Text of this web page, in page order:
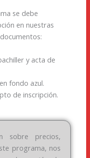
se debe
en nuestras
y acta de
fondo azul.
de inscripción.
sobre precios,
programa, nos